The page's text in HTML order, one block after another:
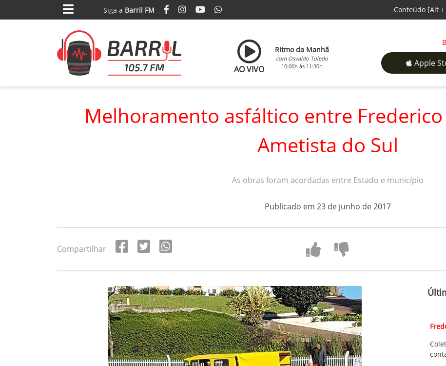
Siga a Barril FM Conteúdo [Alt +
AO VIVO
Ritmo da Manhã
com Osvaldo Toledo
10:00h às 11:30h
Apple
Melhoramento asfáltico entre
Ametista do Sul
As obras foram acordadas entre Estado e município
Publicado em 23 de junho de 2017
Compartilhar